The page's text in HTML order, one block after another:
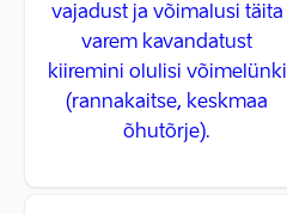
vajadust ja võimalusi täita
varem kavandatust
kiiremini olulisi võimelünki
(rannakaitse, keskmaa
õhutõrje).